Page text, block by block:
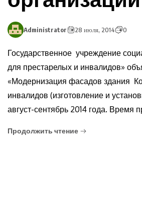
Administrator 28 июля, 2014 0
Государственное учреждение
для престарелых и инвалидов»
«Модернизация фасадов здания
инвалидов (изготовление и
август-сентябрь 2014 года. Время
Продолжить чтение